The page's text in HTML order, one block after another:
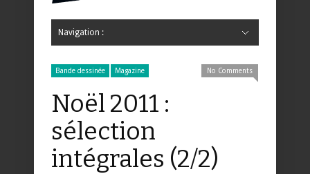
Navigation :
Bande dessinée Magazine No Comments
Noël 2011 :
sélection
intégrales (2/2)